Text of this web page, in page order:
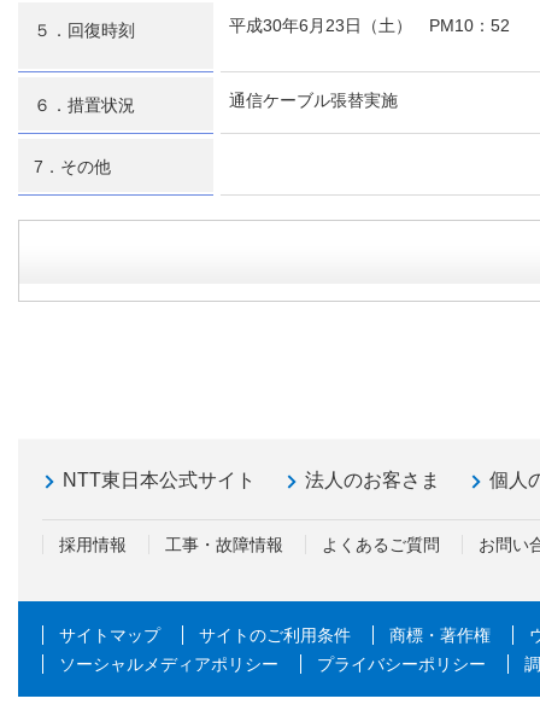
５．回復時刻 平成30年6月23日（土） PM10：52
６．措置状況 通信ケーブル張替実施
7．その他
NTT東日本公式サイト 法人のお客さま 個人
採用情報 工事・故障情報 よくあるご質問 お問い
サイトマップ サイトのご利用条件 商標・著作権
ソーシャルメディアポリシー
プライバシーポリシー